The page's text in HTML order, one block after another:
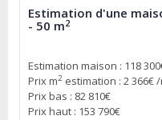
Estimation d'une
- 50 m2
Estimation maison : 118
Prix m2 estimation : 2 366€
Prix bas : 82 810€
Prix haut : 153 790€